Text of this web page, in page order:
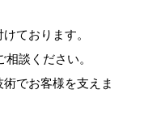
ております。
談ください。
でお客様を支えま